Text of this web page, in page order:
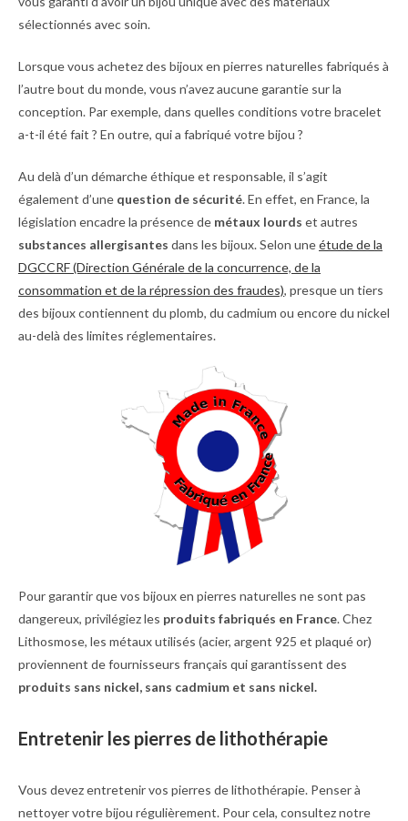
sélectionnés avec soin.
Lorsque vous achetez des bijoux en pierres naturelles fabriqués à
l’autre bout du monde, vous n’avez aucune garantie sur la
conception. Par exemple, dans quelles conditions votre bracelet
a-t-il été fait ? En outre, qui a fabriqué votre bijou ?
Au delà d’un démarche éthique et responsable, il s’agit
également d’une question de sécurité. En effet, en France, la
législation encadre la présence de métaux lourds et autres
substances allergisantes dans les bijoux. Selon uneétude de la
DGCCRF (Direction Générale de la concurrence, de la
consommation et de la répression des fraudes), presque un tiers
des bijoux contiennent du plomb, du cadmium ou encore du nickel
au-delà des limites réglementaires.
Pour garantir que vos bijoux en pierres naturelles ne sont pas
dangereux, privilégiez les produits fabriqués en France. Chez
Lithosmose, les métaux utilisés (acier, argent 925 et plaqué or)
proviennent de fournisseurs français qui garantissent des
produits sans nickel, sans cadmium et sans nickel.
Entretenir les pierres de lithothérapie
Vous devez entretenir vos pierres de lithothérapie. Penser à
nettoyer votre bijou régulièrement. Pour cela, consultez notre